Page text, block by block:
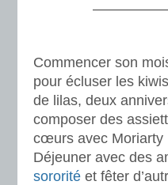
Commencer son
pour écluser les kiwis
de lilas, deux
composer des
cœurs avec Moriarty
Déjeuner avec des
sororité et fêter